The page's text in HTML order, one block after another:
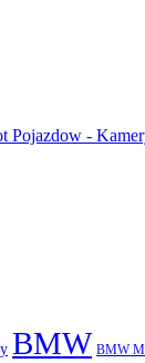
Pojazdow -
BMW BMW